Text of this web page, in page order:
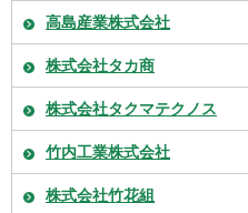
高島産業株式会社
株式会社タカ商
株式会社タクマテクノス
竹内工業株式会社
株式会社竹花組